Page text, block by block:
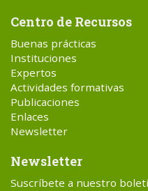
Centro de Recursos
Buenas prácticas
Instituciones
Expertos
Actividades formativas
Publicaciones
Enlaces
Newsletter
Newsletter
Suscríbete a nuestro